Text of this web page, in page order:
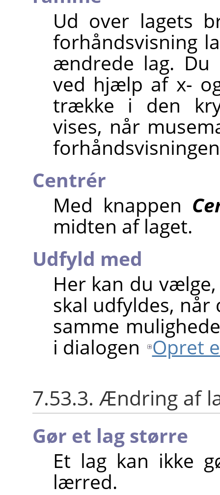
Ud over lagets
forhåndsvisning
ændrede lag. Du
ved hjælp af x-
trække i den
vises, når
Centrér
Med knappen
midten af laget.
Udfyld med
Her kan du
skal udfyldes, når
samme
i dialogen Opret
7.53.3. Ændring af
Gør et lag større
Et lag kan ikke
lærred.